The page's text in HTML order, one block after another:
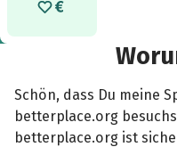
Schön, dass Du meine
betterplace.org
betterplace.org ist